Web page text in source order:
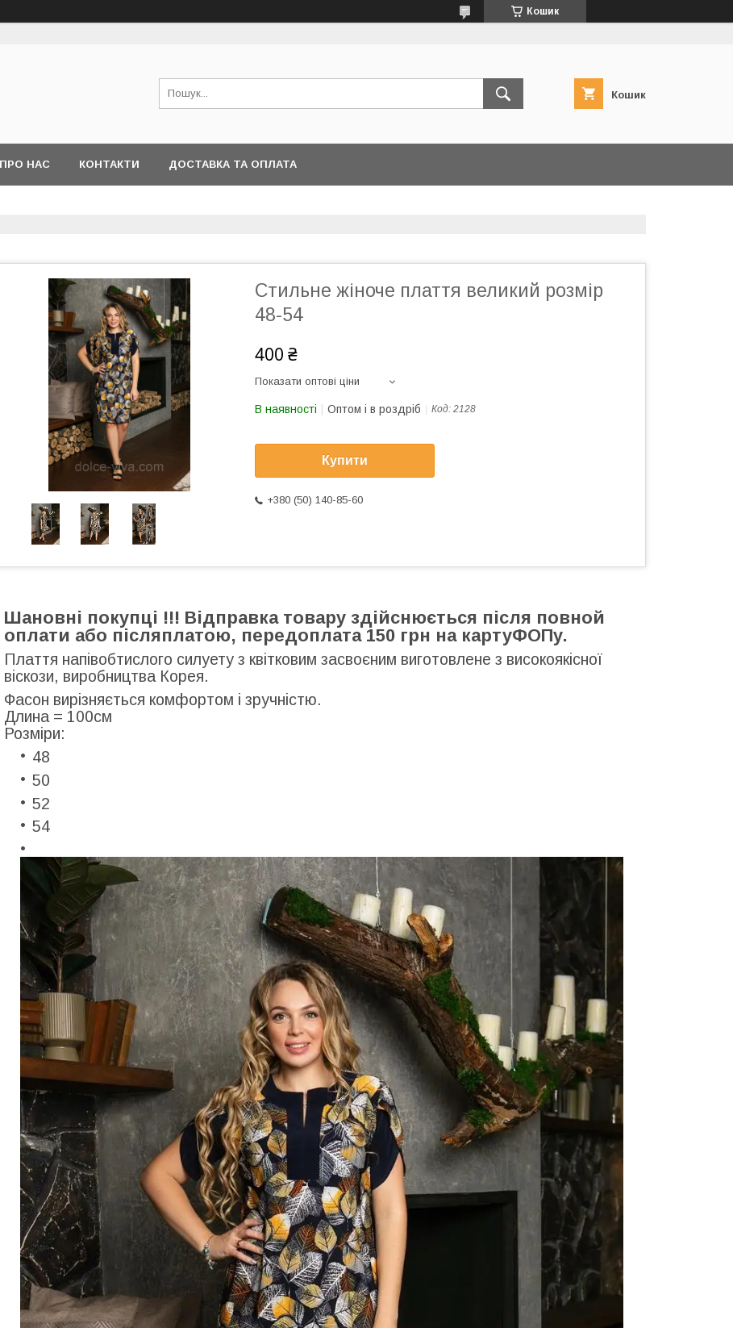
Кошик
Кошик
ПРО НАС КОНТАКТИ ДОСТАВКА ТА ОПЛАТА
Стильне жіноче плаття великий розмір
48-54
400 ₴
Показати оптові ціни
В наявності Оптом і в роздріб Код: 2128
Купити
+380 (50) 140-85-60
Шановні покупці !!! Відправка товару здійснюється після повной
оплати або післяплатою, передоплата 150 грн на картуФОПу.
Плаття напівобтислого силуету з квітковим засвоєним виготовлене з високоякісної
віскози, виробництва Корея.
Фасон вирізняється комфортом і зручністю.
Длина = 100см
Розміри:
48
50
52
54